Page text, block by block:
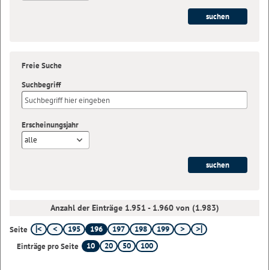
Freie Suche
Suchbegriff
Erscheinungsjahr
alle
Anzahl der Einträge 1.951 - 1.960 von (1.983)
Seite 195 196 197 198
199
Einträge pro Seite
10 20 50 100